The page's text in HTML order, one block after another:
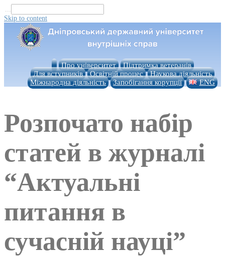
...
Skip to content
Про університет
Підтримка ветеранів
Для вступників
Освітній процес
Наукова діяльність
Міжнародна діяльність
Запобігання корупції ENG
Розпочато набір
статей в журналі
“Актуальні
питання в
сучасній науці”